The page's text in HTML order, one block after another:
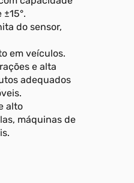
do sensor,
em veículos.
e alta
adequados
alto
máquinas de